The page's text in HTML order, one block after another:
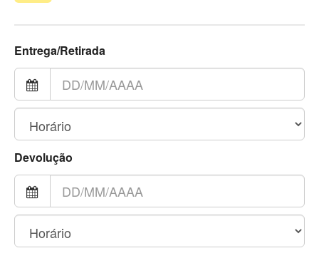
Entrega/Retirada
Devolução